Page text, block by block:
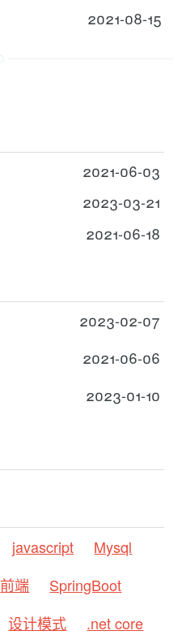
2021-08-15
2021-06-03
2023-03-21
2021-06-18
2023-02-07
2021-06-06
2023-01-10
javascript
Mysql
前端
SpringBoot
设计模式
.net core